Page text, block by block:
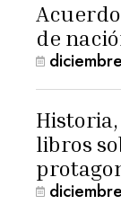
de
libros